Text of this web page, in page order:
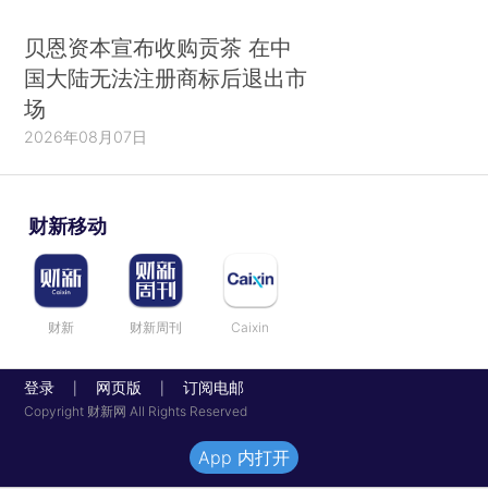
贝恩资本宣布收购贡茶 在中
国大陆无法注册商标后退出市
场
2026年08月07日
财新移动
财新 财新周刊 Caixin
登录 网页版 订阅电邮
Copyright 财新网 All Rights Reserved
App 内打开